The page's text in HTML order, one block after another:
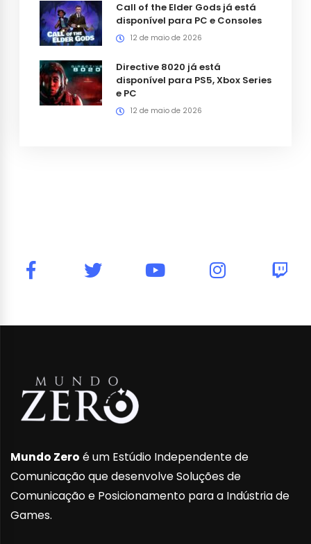
Call of the Elder Gods já está
disponível para PC e Consoles
12 de maio de 2026
Directive 8020 já está
disponível para PS5, Xbox Series
e PC
12 de maio de 2026
Mundo Zero é um Estúdio Independente de
Comunicação que desenvolve Soluções de
Comunicação e Posicionamento para a Indústria de
Games.